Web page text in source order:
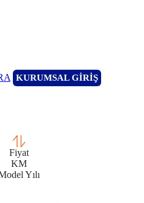
KURUMSAL GİRİŞ
Fiyat
KM
Yılı